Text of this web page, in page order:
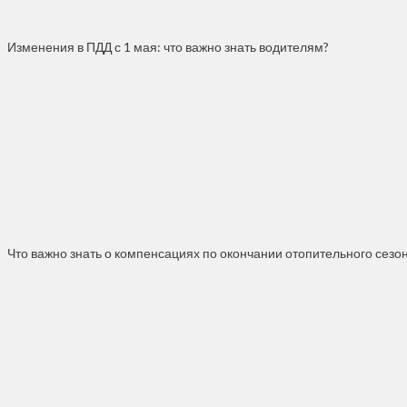
Изменения в ПДД с 1 мая: что важно знать водителям?
Что важно знать о компенсациях по окончании отопительного